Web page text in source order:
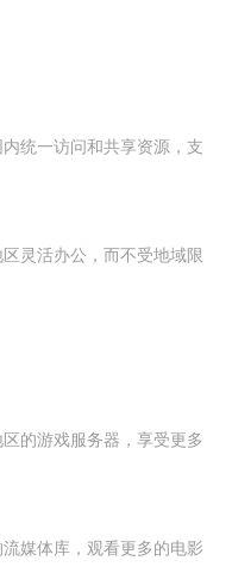
统一访问和共享资源，支
灵活办公，而不受地域限
的游戏服务器，享受更多
媒体库，观看更多的电影